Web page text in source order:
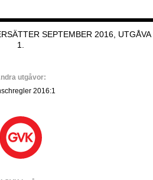
SEPTEMBER 2016, UTGÅVA
1.
utgåvor:
2016:1